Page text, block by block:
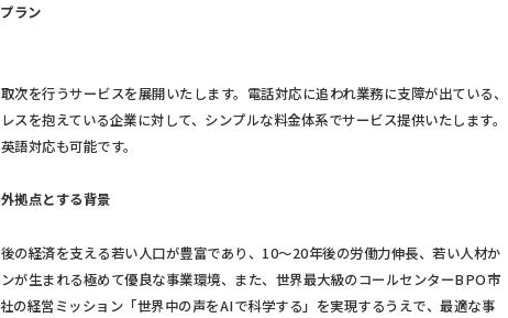
ラン
次を行うサービスを展開いたします。電話対応に追われ業務に支障が出ている、
スを抱えている企業に対して、シンプルな料金体系でサービス提供いたします。
語対応も可能です。
拠点とする背景
の経済を支える若い人口が豊富であり、10～20年後の労働力伸長、若い人材か
が生まれる極めて優良な事業環境、また、世界最大級のコールセンターBPO市
の経営ミッション「世界中の声をAIで科学する」を実現するうえで、最適な事